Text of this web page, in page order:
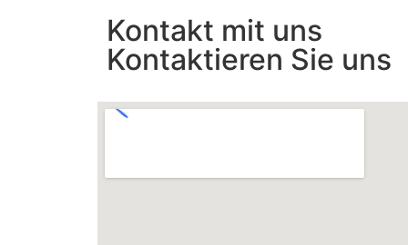
Kontakt mit uns
Kontaktieren Sie uns